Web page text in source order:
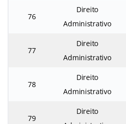
76
Direito
Administrativo
77
Direito
Administrativo
78
Direito
Administrativo
79
Direito